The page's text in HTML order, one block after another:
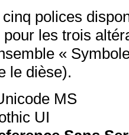
polices
les trois
«
le dièse).
MS
UI